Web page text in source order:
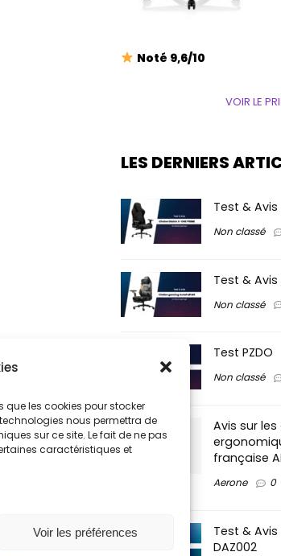
que les cookies pour stocker
nous permettra de
sur ce site. Le fait de ne pas
caractéristiques et
Voir les préférences
Noté 9,6/10
VOIR LE
LES DERNIERS
Test & Avis
Non classé
Test &
Non classé
Test PZDO
Non classé
Avis sur
française
Aerone 0
Test &
DAZ002